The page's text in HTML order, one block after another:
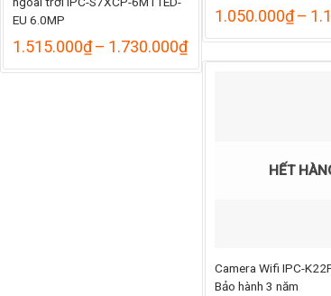
EU 6.0MP
1.515.000₫– 1.730.000₫Khoảng
giá:
từ
1.050.000₫–
HẾT
Camera Wifi IPC-
Bảo hành 3 năm